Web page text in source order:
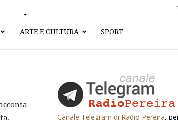
ARTE E CULTURA SPORT
Canale Telegram di Radio Pereira,